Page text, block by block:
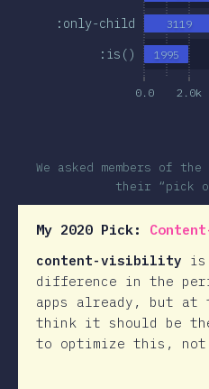
0.0 2.0k
:is()
:only-child
1995
3119
We asked members of
their “pick
My 2020 Pick:
content-visibility is
difference in the
apps already, but at
think it should be
to optimize this, not